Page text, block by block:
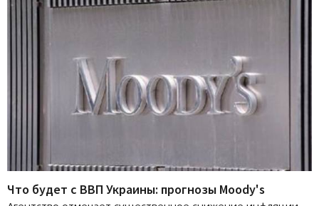
Что будет с ВВП Украины: прогнозы Moody's